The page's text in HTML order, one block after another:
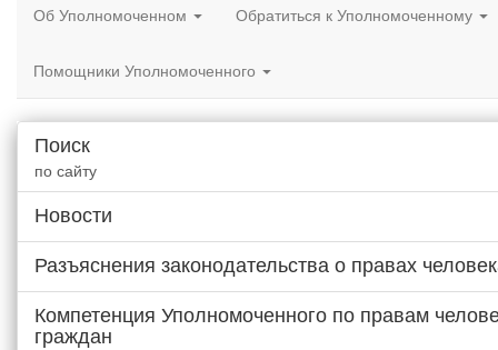
Об Уполномоченном Обратиться к Уполномоченному
Помощники Уполномоченного
Поиск
по сайту
Новости
Разъяснения законодательства о правах
Компетенция Уполномоченного по правам
граждан